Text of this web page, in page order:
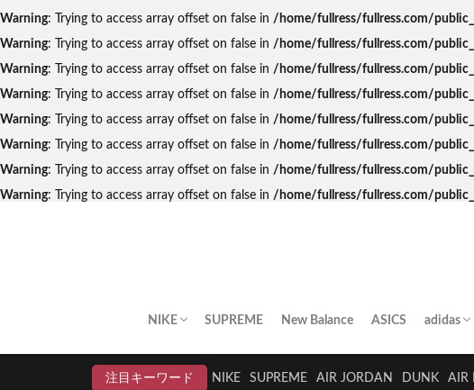
Warning: Trying to access array offset on false in /home/fullress/fullress.com/
Warning: Trying to access array offset on false in /home/fullress/fullress.com/
Warning: Trying to access array offset on false in /home/fullress/fullress.com/
Warning: Trying to access array offset on false in /home/fullress/fullress.com/
Warning: Trying to access array offset on false in /home/fullress/fullress.com/
Warning: Trying to access array offset on false in /home/fullress/fullress.com/
Warning: Trying to access array offset on false in /home/fullress/fullress.com/
Warning: Trying to access array offset on false in /home/fullress/fullress.com/
NIKE SUPREME New Balance ASICS adidas
注目キーワード
NIKE SUPREME AIR JORDAN DUNK AIR